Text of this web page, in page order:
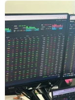
lắp động cơ
2 đối với ôtô,
trước ngày 1/1/
áp dụng cho xe
1/1/2017.
Từ ngày 1/1/